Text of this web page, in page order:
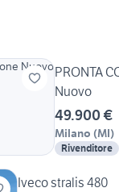
PRONTA
Nuovo
49.900 €
Milano (MI)
Rivenditore
Iveco stralis 480